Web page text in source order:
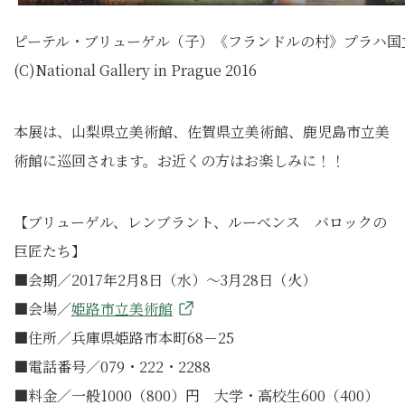
ピーテル・ブリューゲル（子）《フランドルの村》プラハ
(C)National Gallery in Prague 2016
本展は、山梨県立美術館、佐賀県立美術館、鹿児島市立美
術館に巡回されます。お近くの方はお楽しみに！！
【ブリューゲル、レンブラント、ルーべンス バロックの
巨匠たち】
■会期／2017年2月8日（水）～3月28日（火）
■会場／姫路市立美術館
■住所／兵庫県姫路市本町68－25
■電話番号／079・222・2288
■料金／一般1000（800）円 大学・高校生600（400）